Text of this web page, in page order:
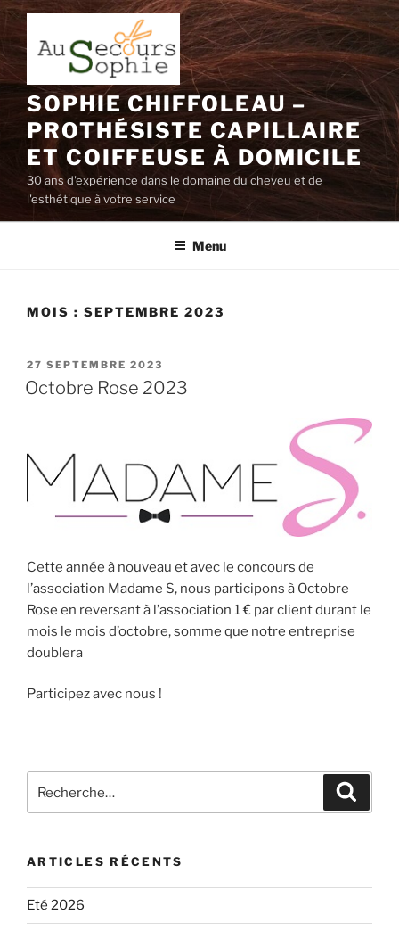
Aller
contenu
principal
SOPHIE CHIFFOLEAU –
PROTHÉSISTE CAPILLAIRE
ET COIFFEUSE À DOMICILE
30 ans d'expérience dans le domaine du cheveu et de
l'esthétique à votre service
Menu
MOIS : SEPTEMBRE 2023
PUBLIÉ
LE
27 SEPTEMBRE 2023
Octobre Rose 2023
Cette année à nouveau et avec le concours de
l’association Madame S, nous participons à Octobre
Rose en reversant à l’association 1 € par client durant le
mois le mois d’octobre, somme que notre entreprise
doublera
Participez avec nous !
pour
ARTICLES RÉCENTS
Eté 2026